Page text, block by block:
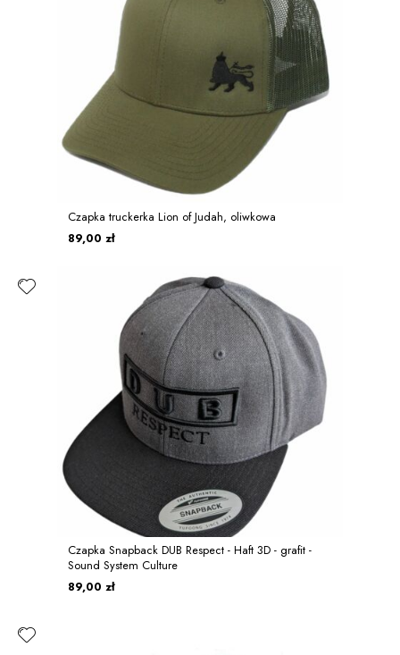
Czapka truckerka Lion of Judah, oliwkowa
89,00 zł
Czapka Snapback DUB Respect - Haft 3D - grafit -
Sound System Culture
89,00 zł